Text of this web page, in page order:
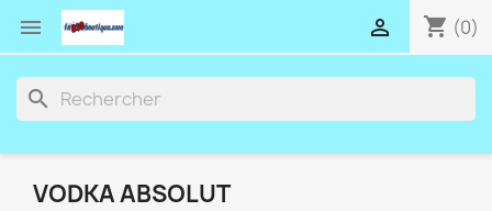
 shopping_cart (0)

search
VODKA ABSOLUT